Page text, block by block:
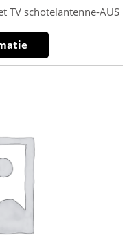
TV schotelantenne-AUS